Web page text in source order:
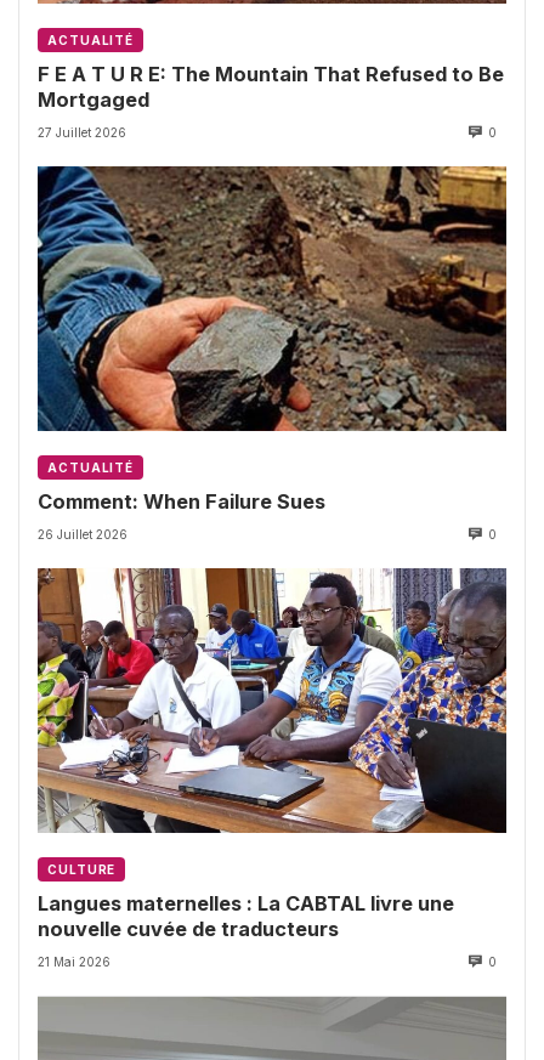
ACTUALITÉ
F E A T U R E: The Mountain That Refused to Be
Mortgaged
27 Juillet 2026 0
ACTUALITÉ
Comment: When Failure Sues
26 Juillet 2026 0
CULTURE
Langues maternelles : La CABTAL livre une
nouvelle cuvée de traducteurs
21 Mai 2026 0